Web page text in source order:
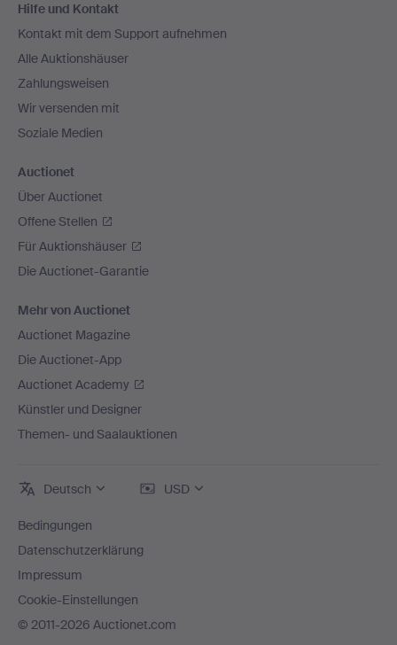
Navigation
Hilfe und Kontakt
Kontakt mit dem Support aufnehmen
Alle Auktionshäuser
Zahlungsweisen
Wir versenden mit
Soziale Medien
Auctionet
Über Auctionet
Offene Stellen
Für Auktionshäuser
Die Auctionet-Garantie
Mehr von Auctionet
Auctionet Magazine
Die Auctionet-App
Auctionet Academy
Künstler und Designer
Themen- und Saalauktionen
Deutsch USD
Bedingungen
Datenschutzerklärung
Impressum
Cookie-Einstellungen
© 2011-2026 Auctionet.com